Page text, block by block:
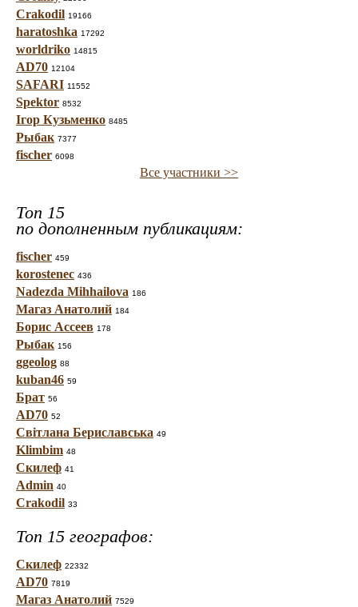
Crakodil 19166
haratoshka 17292
worldriko 14815
AD70 12104
SAFARI 11552
Spektor 8532
Ігор Кузьменко 8485
Рыбак 7377
fischer 6098
Все участники >>
Топ 15
по дополненным публикациям:
fischer 459
korostenec 436
Nadezda Mihhailova 186
Магаз Анатолий 184
Борис Ассеев 178
Рыбак 156
ggeolog 88
kuban46 59
Брат 56
AD70 52
Світлана Бериславська 49
Klimbim 48
Скилеф 41
Admin 40
Crakodil 33
Топ 15 географов:
Скилеф 22332
AD70 7819
Магаз Анатолий 7529